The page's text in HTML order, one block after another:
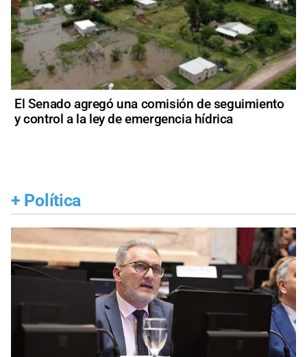
El Senado agregó una comisión de seguimiento
y control a la ley de emergencia hídrica
+ Política